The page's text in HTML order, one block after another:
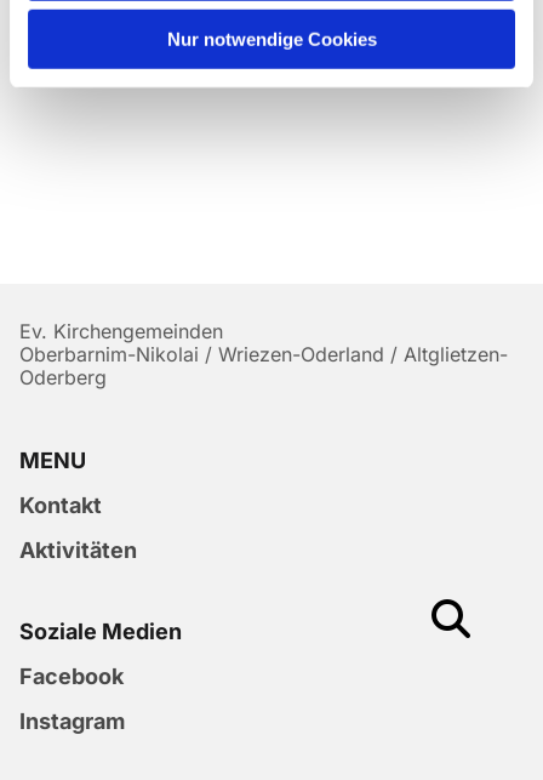
Nur notwendige Cookies
Ev. Kirchengemeinden
Oberbarnim-Nikolai / Wriezen-Oderland / Altglietzen-
Oderberg
MENU
Kontakt
Aktivitäten
Soziale Medien
Facebook
Instagram